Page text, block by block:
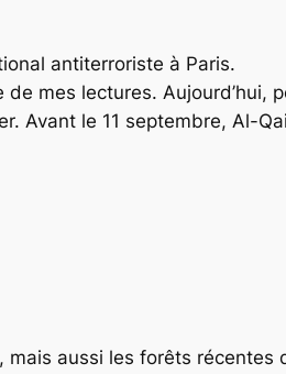
antiterroriste à Paris.
mes lectures. Aujourd’hui,
Avant le 11 septembre, Al-
aussi les forêts récentes